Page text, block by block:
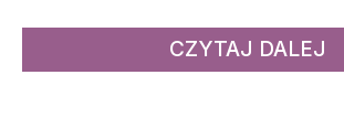
CZYTAJ DALEJ